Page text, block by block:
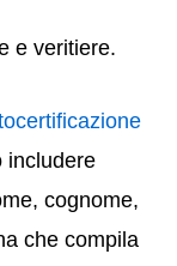
e veritiere.
includere
cognome,
che compila